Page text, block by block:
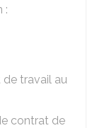
:
travail au
contrat de